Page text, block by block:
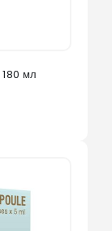
мл